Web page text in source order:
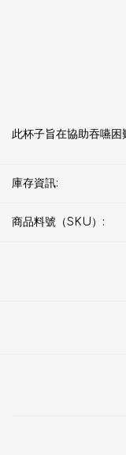
此杯子旨在協助吞嚥
庫存資訊:
商品料號（SKU）: